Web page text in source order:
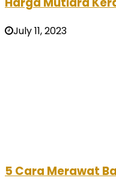
July 11, 2023
5 Cara Merawat